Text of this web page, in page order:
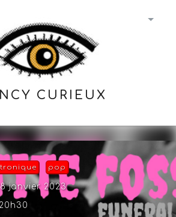
CURIEUX
pop
janvier 2023